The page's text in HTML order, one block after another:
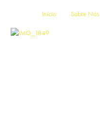
Início Sobre Nós